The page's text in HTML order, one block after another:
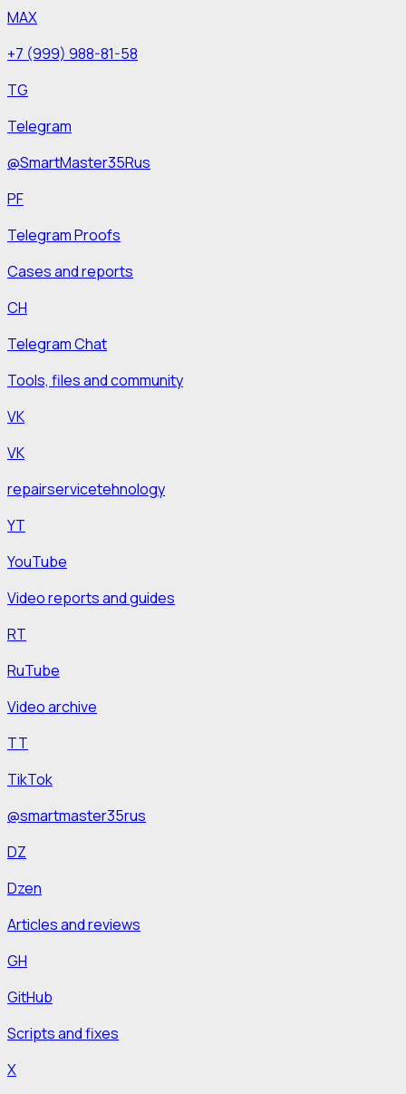
MAX
+7 (999) 988-81-58
TG
Telegram
@SmartMaster35Rus
PF
Telegram Proofs
Cases and reports
CH
Telegram Chat
Tools, files and community
VK
VK
repairservicetehnology
YT
YouTube
Video reports and guides
RT
RuTube
Video archive
TT
TikTok
@smartmaster35rus
DZ
Dzen
Articles and reviews
GH
GitHub
Scripts and fixes
X